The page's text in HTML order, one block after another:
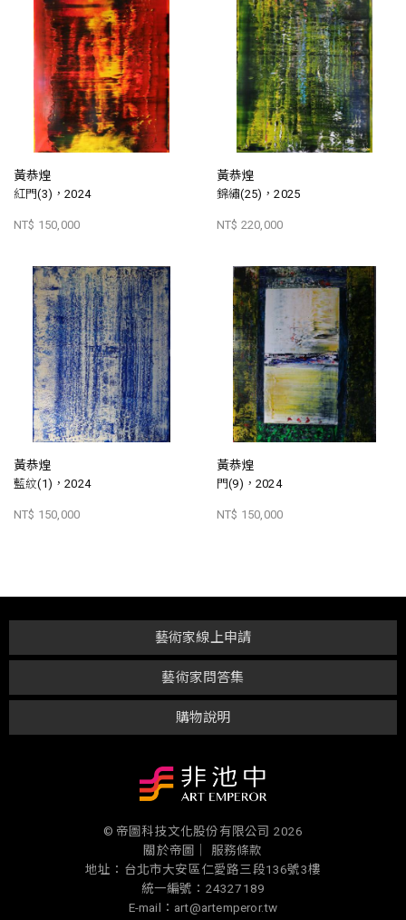
黃恭煌
紅門(3)，2024
NT$ 150,000
黃恭煌
錦繡(25)，2025
NT$ 220,000
黃恭煌
藍紋(1)，2024
NT$ 150,000
黃恭煌
門(9)，2024
NT$ 150,000
購物說明
藝術家問答集
藝術家線上申請
© 帝圖科技文化股份有限公司 2026
關於帝圖｜
服務條款
地址：台北市大安區仁愛路三段136號3樓
統一編號：24327189
E-mail：art@artemperor.tw